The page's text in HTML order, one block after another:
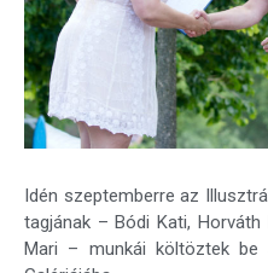
Idén szeptemberre az
tagjának – Bódi Kati,
Mari – munkái költöztek be